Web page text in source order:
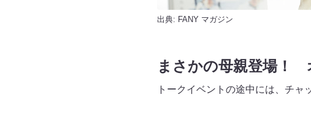
出典: FANY マガジン
まさかの母親登場！
トークイベントの途中には、チャ